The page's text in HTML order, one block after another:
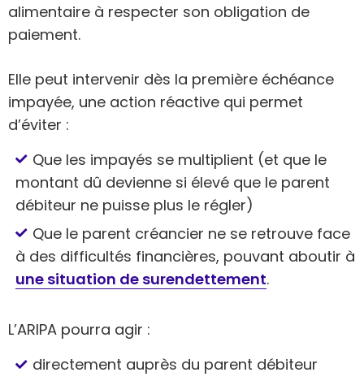
alimentaire à respecter son obligation de
paiement.
Elle peut intervenir dès la première échéance
impayée, une action réactive qui permet
d’éviter :
Que les impayés se multiplient (et que le
montant dû devienne si élevé que le parent
débiteur ne puisse plus le régler)
Que le parent créancier ne se retrouve face
à des difficultés financières, pouvant aboutir à
une situation de surendettement.
L’ARIPA pourra agir :
directement auprès du parent débiteur